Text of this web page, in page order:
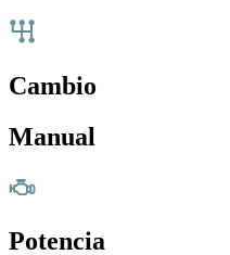
Cambio
Manual
Potencia